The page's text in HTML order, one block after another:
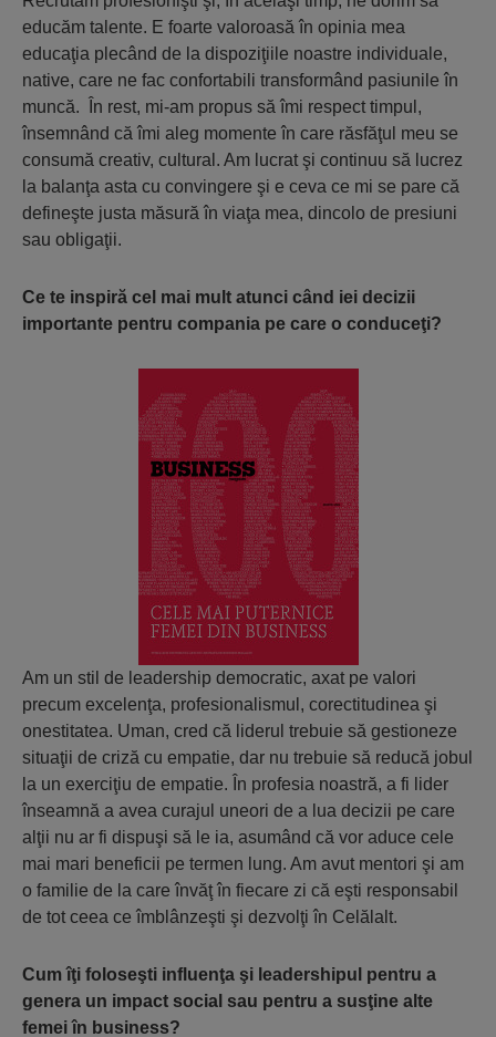
educăm talente. E foarte valoroasă în opinia mea
educaţia plecând de la dispoziţiile noastre individuale,
native, care ne fac confortabili transformând pasiunile în
muncă. În rest, mi-am propus să îmi respect timpul,
însemnând că îmi aleg momente în care răsfăţul meu se
consumă creativ, cultural. Am lucrat şi continuu să lucrez
la balanţa asta cu convingere şi e ceva ce mi se pare că
defineşte justa măsură în viaţa mea, dincolo de presiuni
sau obligaţii.
Ce te inspiră cel mai mult atunci când iei decizii
importante pentru compania pe care o conduceţi?
Am un stil de leadership democratic, axat pe valori
precum excelenţa, profesionalismul, corectitudinea şi
onestitatea. Uman, cred că liderul trebuie să gestioneze
situaţii de criză cu empatie, dar nu trebuie să reducă jobul
la un exerciţiu de empatie. În profesia noastră, a fi lider
înseamnă a avea curajul uneori de a lua decizii pe care
alţii nu ar fi dispuşi să le ia, asumând că vor aduce cele
mai mari beneficii pe termen lung. Am avut mentori şi am
o familie de la care învăţ în fiecare zi că eşti responsabil
de tot ceea ce îmblânzeşti şi dezvolţi în Celălalt.
Cum îţi foloseşti influenţa şi leadershipul pentru a
genera un impact social sau pentru a susţine alte
femei în business?